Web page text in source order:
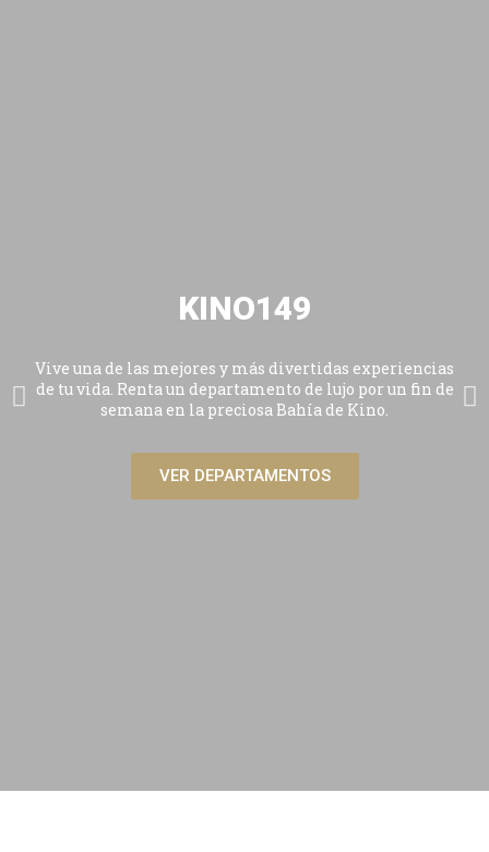
KINO149
Vive una de las mejores y más divertidas experiencias
de tu vida. Renta un departamento de lujo por un fin de
semana en la preciosa Bahía de Kino.
VER DEPARTAMENTOS